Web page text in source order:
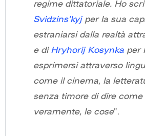
regime dittatoriale. Ho
Svidzins’kyjper la sua
estraniarsi dalla realtà
e di Hryhorij Kosynka per
esprimersi attraverso
come il cinema, la
senza timore di dire come
veramente, le cose”.